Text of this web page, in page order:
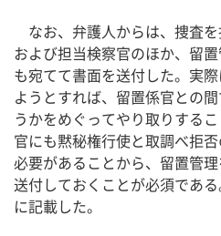
なお、弁護人からは、捜査
および担当検察官のほか、留
も宛てて書面を送付した。実
ようとすれば、留置係官との
うかをめぐってやり取りする
官にも黙秘権行使と取調べ拒
必要があることから、留置管
送付しておくことが必須であ
に記載した。